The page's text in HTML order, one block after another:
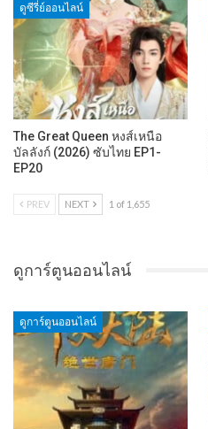
ดูซีรี่ย์ออนไลน์
The Great Queen หงส์เหนือ
บัลลังก์ (2026) ซับไทย EP1-
EP20
PREV NEXT 1 of 1,655
ดูการ์ตูนออนไลน์
ดูการ์ตูนออนไลน์